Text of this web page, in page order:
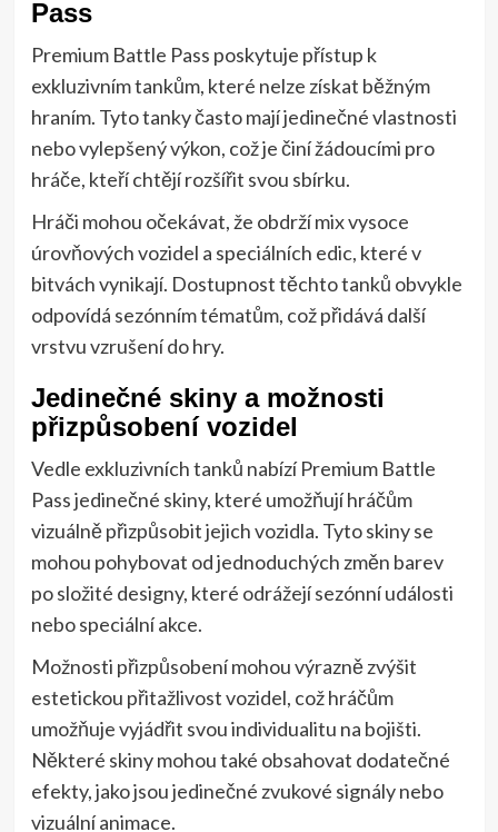
Pass
Premium Battle Pass poskytuje přístup k
exkluzivním tankům, které nelze získat běžným
hraním. Tyto tanky často mají jedinečné vlastnosti
nebo vylepšený výkon, což je činí žádoucími pro
hráče, kteří chtějí rozšířit svou sbírku.
Hráči mohou očekávat, že obdrží mix vysoce
úrovňových vozidel a speciálních edic, které v
bitvách vynikají. Dostupnost těchto tanků obvykle
odpovídá sezónním tématům, což přidává další
vrstvu vzrušení do hry.
Jedinečné skiny a možnosti
přizpůsobení vozidel
Vedle exkluzivních tanků nabízí Premium Battle
Pass jedinečné skiny, které umožňují hráčům
vizuálně přizpůsobit jejich vozidla. Tyto skiny se
mohou pohybovat od jednoduchých změn barev
po složité designy, které odrážejí sezónní události
nebo speciální akce.
Možnosti přizpůsobení mohou výrazně zvýšit
estetickou přitažlivost vozidel, což hráčům
umožňuje vyjádřit svou individualitu na bojišti.
Některé skiny mohou také obsahovat dodatečné
efekty, jako jsou jedinečné zvukové signály nebo
vizuální animace.